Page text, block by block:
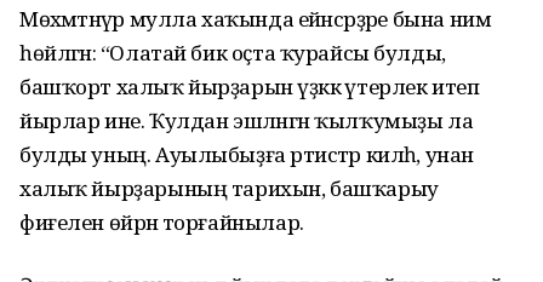
Мө­хә­мәтәнүәр мулла хаҡында ейән­сәрҙәре бына нимә
һөйләгән: “Олатай бик оҫта ҡурайсы булды,
башҡорт халыҡ йырҙарын үҙәккә үтерлек итеп
йырлар ине. Ҡулдан эшләнгән ҡылҡумыҙы ла
булды уның. Ауылыбыҙға әртистәр килһә, унан
халыҡ йырҙарының тарихын, баш­ҡарыу
фиғелен өйрәнә торғай­нылар.